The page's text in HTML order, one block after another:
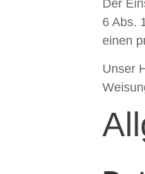
Der
6 Abs.
einen
Unser